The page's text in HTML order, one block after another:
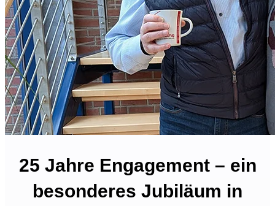
25 Jahre Engagement – ein
besonderes Jubiläum in